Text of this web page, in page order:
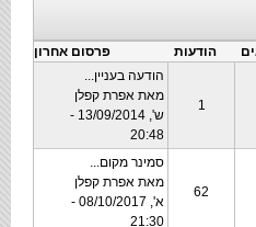
הודעות פרסום אחרון
1
הודעה בעניין...
מאתאפרת קפלן
ש', 13/09/2014 -
20:48
62
סמינר מקום...
מאתאפרת קפלן
א', 08/10/2017 -
21:30